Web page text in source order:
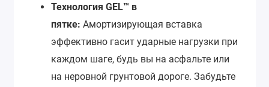
Технология GEL™ в
пятке: Амортизирующая вставка
эффективно гасит ударные нагрузки при
каждом шаге, будь вы на асфальте или
на неровной грунтовой дороге. Забудьте